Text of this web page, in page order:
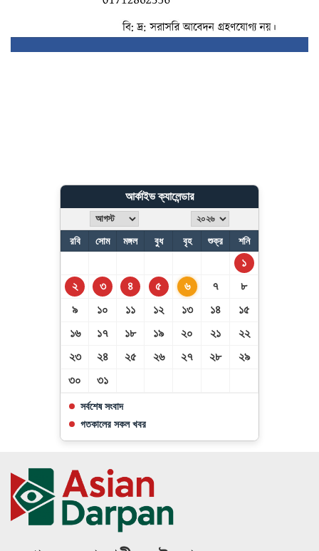
আর্কাইভ ক্যালেন্ডার
রবি সোম মঙ্গল বুধ বৃহ শুক্র শনি
১
২
৩ ৪ ৫ ৬ ৭
৮
৯
১০ ১১ ১২ ১৩ ১৪
১৫
১৬
১৭ ১৮ ১৯ ২০ ২১
২২
২৩
২৪ ২৫ ২৬ ২৭ ২৮
২৯
৩০
৩১
সর্বশেষ সংবাদ
গতকালের সকল খবর